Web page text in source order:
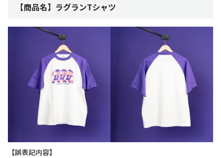
【商品名】ラグランTシャツ
【誤表記内容】